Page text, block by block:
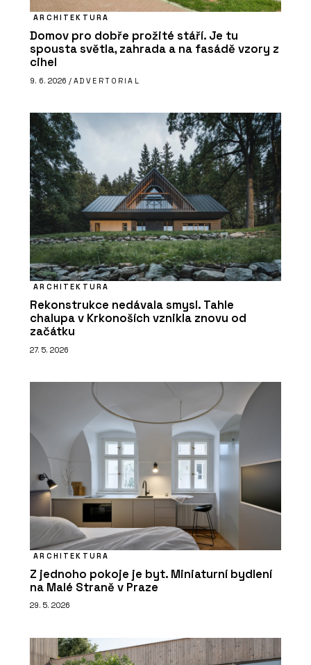
ARCHITEKTURA
Domov pro dobře prožité stáří. Je tu
spousta světla, zahrada a na fasádě vzory z
cihel
9. 6. 2026 / ADVERTORIAL
ARCHITEKTURA
Rekonstrukce nedávala smysl. Tahle
chalupa v Krkonoších vznikla znovu od
začátku
27. 5. 2026
ARCHITEKTURA
Z jednoho pokoje je byt. Miniaturní bydlení
na Malé Straně v Praze
29. 5. 2026